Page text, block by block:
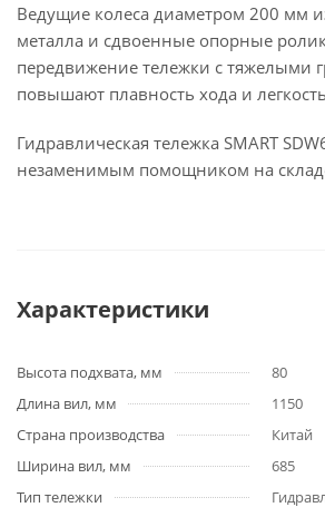
Ведущие колеса диаметром 200 мм
металла и сдвоенные опорные
передвижение тележки с тяжелыми
повышают плавность хода и
Гидравлическая тележка SMART
незаменимым помощником на
Характеристики
Высота подхвата, мм
80
Длина вил, мм
1150
Страна производства
Китай
Ширина вил, мм
685
Тип тележки